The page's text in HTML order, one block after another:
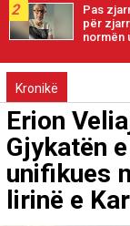
2
Pas
për
normën
Kronikë
Erion
Gjykatën
unifikues
lirinë e